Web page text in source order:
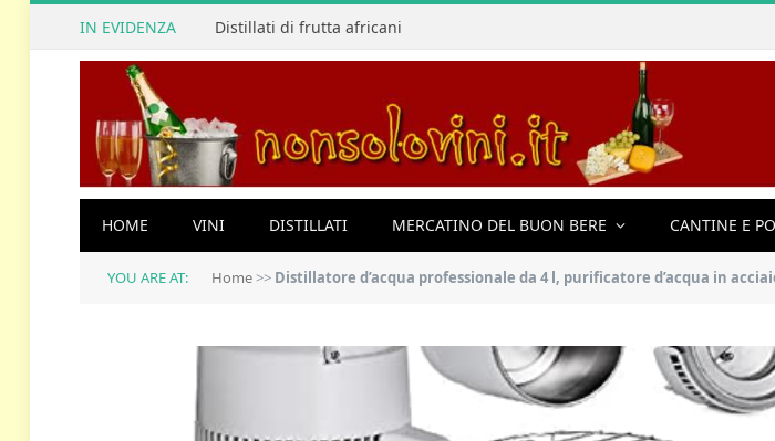
IN EVIDENZA Distillati di frutta africani
HOME VINI DISTILLATI MERCATINO DEL BUON BERE CANTINE E
YOU ARE AT: Home>> Distillatore d’acqua professionale da 4 l, purificatore d’acqua in acciaio